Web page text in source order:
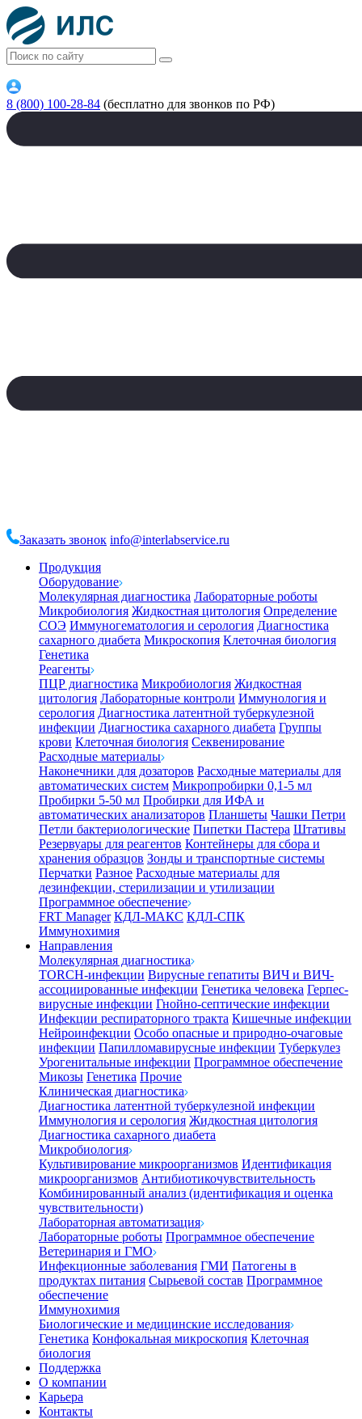
8 (800) 100-28-84 (бесплатно для звонков по РФ)
Заказать звонок info@interlabservice.ru
Продукция
Оборудование
Молекулярная диагностика Лабораторные роботы
Микробиология Жидкостная цитология Определение
СОЭ Иммуногематология и серология Диагностика
сахарного диабета Микроскопия Клеточная биология
Генетика
Реагенты
ПЦР диагностика Микробиология Жидкостная
цитология Лабораторные контроли Иммунология и
серология Диагностика латентной туберкулезной
инфекции Диагностика сахарного диабета Группы
крови Клеточная биология Секвенирование
Расходные материалы
Наконечники для дозаторов Расходные материалы для
автоматических систем Микропробирки 0,1-5 мл
Пробирки 5-50 мл Пробирки для ИФА и
автоматических анализаторов Планшеты Чашки Петри
Петли бактериологические Пипетки Пастера Штативы
Резервуары для реагентов Контейнеры для сбора и
хранения образцов Зонды и транспортные системы
Перчатки Разное Расходные материалы для
дезинфекции, стерилизации и утилизации
Программное обеспечение
FRT Manager КДЛ-МАКС КДЛ-СПК
Иммунохимия
Направления
Молекулярная диагностика
TORCH-инфекции Вирусные гепатиты ВИЧ и ВИЧ-
ассоциированные инфекции Генетика человека Герпес-
вирусные инфекции Гнойно-септические инфекции
Инфекции респираторного тракта Кишечные инфекции
Нейроинфекции Особо опасные и природно-очаговые
инфекции Папилломавирусные инфекции Туберкулез
Урогенитальные инфекции Программное обеспечение
Микозы Генетика Прочие
Клиническая диагностика
Диагностика латентной туберкулезной инфекции
Иммунология и серология Жидкостная цитология
Диагностика сахарного диабета
Микробиология
Культивирование микроорганизмов Идентификация
микроорганизмов Антибиотикочувствительность
Комбинированный анализ (идентификация и оценка
чувствительности)
Лабораторная автоматизация
Лабораторные роботы Программное обеспечение
Ветеринария и ГМО
Инфекционные заболевания ГМИ Патогены в
продуктах питания Сырьевой состав Программное
обеспечение
Иммунохимия
Биологические и медицинские исследования
Генетика Конфокальная микроскопия Клеточная
биология
Поддержка
О компании
Карьера
Контакты